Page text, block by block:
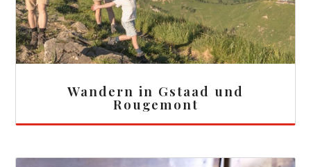
Wandern in Gstaad und
Rougemont